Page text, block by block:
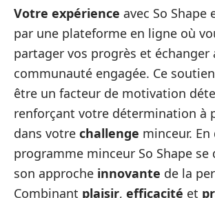
Votre expérience avec So Shape
par une plateforme en ligne où
partager vos progrès et échanger
communauté engagée. Ce
être un facteur de motivation
renforçant votre détermination à
dans votre challenge minceur.
programme minceur So Shape
son approche innovante de la
Combinant plaisir, efficacité et